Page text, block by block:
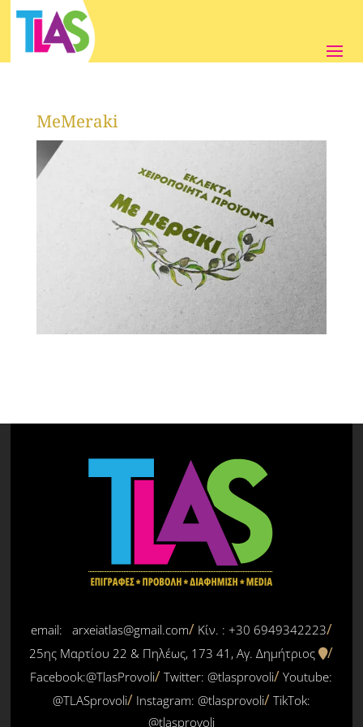
MeMeraki
email: arxeiatlas@gmail.com
Κίν. : +30 6949342223
25ης Μαρτίου 22 & Πηλέως, 173 41, Αγ. Δημήτριος
Facebook:@TlasProvoli Twitter:@tlasprovoli Youtube:
@TLASprovoli
Instagram: @tlasprovoli TikTok:
@tlasprovoli